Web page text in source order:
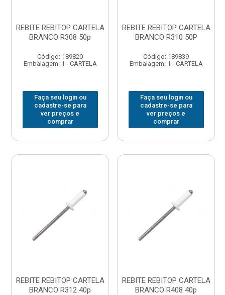
REBITE REBITOP CARTELA
BRANCO R308 50p
Código: 189820
Embalagem: 1 - CARTELA
Faça seu login ou
cadastre-se para
ver preços e
comprar
REBITE REBITOP CARTELA
BRANCO R310 50P
Código: 189839
Embalagem: 1 - CARTELA
Faça seu login ou
cadastre-se para
ver preços e
comprar
REBITE REBITOP CARTELA
BRANCO R312 40p
REBITE REBITOP CARTELA
BRANCO R408 40p